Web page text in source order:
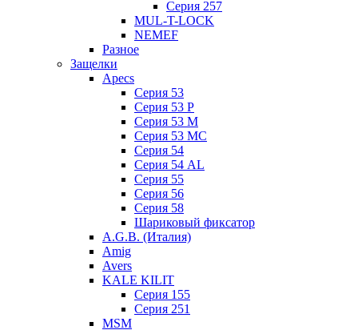
Серия 257
MUL-T-LOCK
NEMEF
Разное
Защелки
Apecs
Серия 53
Серия 53 P
Серия 53 М
Серия 53 МC
Серия 54
Серия 54 AL
Серия 55
Серия 56
Серия 58
Шариковый фиксатор
A.G.B. (Италия)
Amig
Avers
KALE KILIT
Серия 155
Серия 251
MSM